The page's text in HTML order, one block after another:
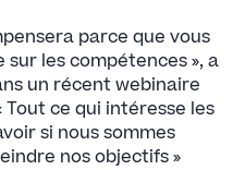
parce que vous
les compétences », a
un récent webinaire
Tout ce qui intéresse les
si nous sommes
nos objectifs »